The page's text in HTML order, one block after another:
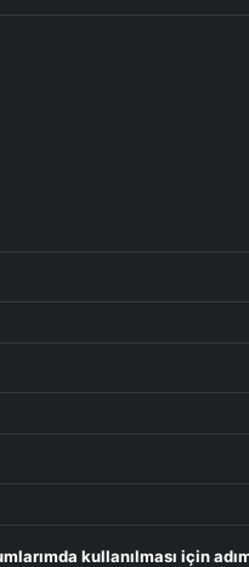
kullanılması için